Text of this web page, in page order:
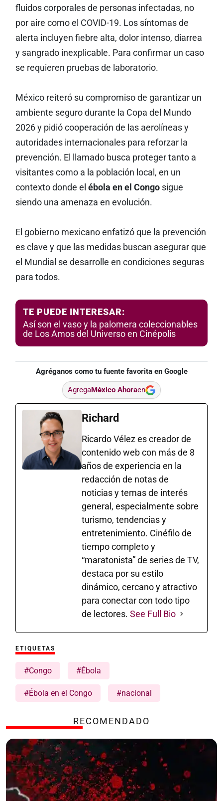
fluidos corporales de personas infectadas, no
por aire como el COVID-19. Los síntomas de
alerta incluyen fiebre alta, dolor intenso, diarrea
y sangrado inexplicable. Para confirmar un caso
se requieren pruebas de laboratorio.
México reiteró su compromiso de garantizar un
ambiente seguro durante la Copa del Mundo
2026 y pidió cooperación de las aerolíneas y
autoridades internacionales para reforzar la
prevención. El llamado busca proteger tanto a
visitantes como a la población local, en un
contexto donde el ébola en el Congosigue
siendo una amenaza en evolución.
El gobierno mexicano enfatizó que la prevención
es clave y que las medidas buscan asegurar que
el Mundial se desarrolle en condiciones seguras
para todos.
TE PUEDE INTERESAR:
Así son el vaso y la palomera coleccionables
de Los Amos del Universo en Cinépolis
Agréganos como tu fuente favorita en Google
AgregaMéxico Ahoraen
Richard
Ricardo Vélez es creador de
contenido web con más de 8
años de experiencia en la
redacción de notas de
noticias y temas de interés
general, especialmente sobre
turismo, tendencias y
entretenimiento. Cinéfilo de
tiempo completo y
“maratonista” de series de TV,
destaca por su estilo
dinámico, cercano y atractivo
para conectar con todo tipo
de lectores. See Full Bio
ETIQUETAS
#Congo #Ébola
#Ébola en el Congo #nacional
RECOMENDADO